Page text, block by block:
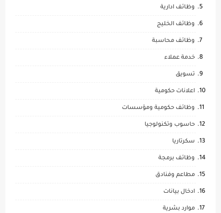
وظائف ادارية
وظائف الخليج
وظائف محاسبة
خدمة عملاء
تسويق
اعلانات حكومية
وظائف حكومية ومؤسسات
حاسوب وتكنولوجيا
سكرتاريا
وظائف برمجة
مطاعم وفنادق
ادخال بيانات
موارد بشرية